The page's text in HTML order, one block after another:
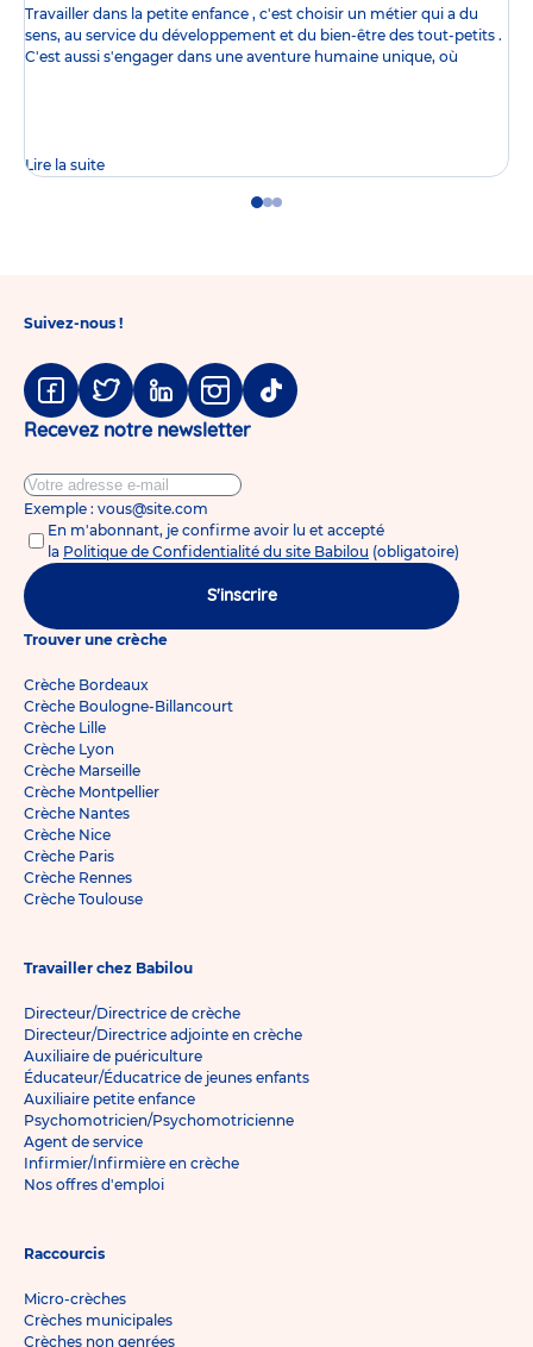
Travailler dans la petite enfance , c'est choisir un métier qui a du
sens, au service du développement et du bien-être des tout-petits .
C'est aussi s'engager dans une aventure humaine unique, où
Lire la suite
GoGoGo
Suivez-nous !
Facebook
TwitterLinkedinInstagram
Tiktok
Recevez notre newsletter
Exemple : vous@site.com
En m'abonnant, je confirme avoir lu et accepté
la Politique de Confidentialité du site Babilou (obligatoire)
S'inscrire
Trouver une crèche
Crèche Bordeaux
Crèche Boulogne-Billancourt
Crèche Lille
Crèche Lyon
Crèche Marseille
Crèche Montpellier
Crèche Nantes
Crèche Nice
Crèche Paris
Crèche Rennes
Crèche Toulouse
Travailler chez Babilou
Directeur/Directrice de crèche
Directeur/Directrice adjointe en crèche
Auxiliaire de puériculture
Éducateur/Éducatrice de jeunes enfants
Auxiliaire petite enfance
Psychomotricien/Psychomotricienne
Agent de service
Infirmier/Infirmière en crèche
Nos offres d'emploi
Raccourcis
Micro-crèches
Crèches municipales
Crèches non genrées